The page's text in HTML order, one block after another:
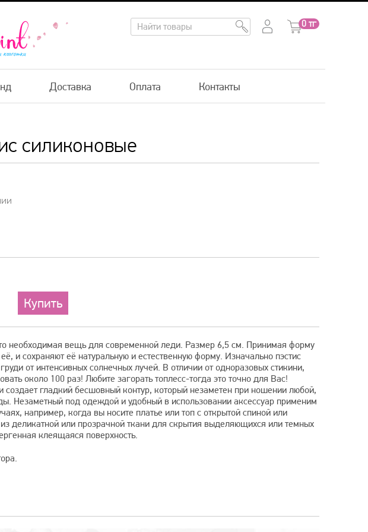
0 тг
Доставка Оплата Контакты
силиконовые
необходимая вещь для современной леди. Размер 6,5 см. Принимая форму
и сохраняют её натуральную и естественную форму. Изначально пэстис
от интенсивных солнечных лучей. В отличии от одноразовых стикини,
около 100 раз! Любите загорать топлесс-тогда это точно для Вас!
создает гладкий бесшовный контур, который незаметен при ношении любой,
Незаметный под одеждой и удобный в использовании аксессуар применим
например, когда вы носите платье или топ с открытой спиной или
деликатной или прозрачной ткани для скрытия выделяющихся или темных
клеящаяся поверхность.